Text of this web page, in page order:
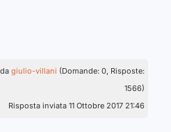
giulio-villani (Domande: 0, Risposte:
1566)
Risposta inviata 11 Ottobre 2017 21:46